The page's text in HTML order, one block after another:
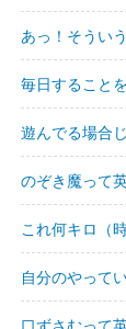
あっ！そうい
毎日すること
遊んでる場合
のぞき魔って
これ何キロ（
自分のやって